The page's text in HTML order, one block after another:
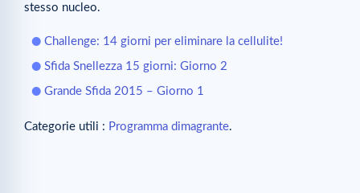
stesso nucleo.
Challenge: 14 giorni per eliminare la cellulite!
Sfida Snellezza 15 giorni: Giorno 2
Grande Sfida 2015 – Giorno 1
Categorie utili : Programma dimagrante.